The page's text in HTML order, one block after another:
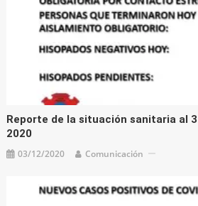
Reporte de la situación sanitaria al
2020
03/12/2020 Comunicación